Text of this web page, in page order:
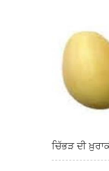
ਚਿੱਭੜ ਦੀ